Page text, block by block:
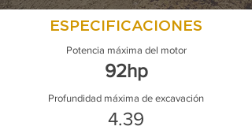
ESPECIFICACIONES
Potencia máxima del motor
92hp
Profundidad máxima de excavación
4.39